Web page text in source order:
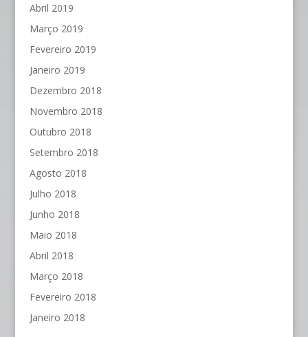
Abril 2019
Março 2019
Fevereiro 2019
Janeiro 2019
Dezembro 2018
Novembro 2018
Outubro 2018
Setembro 2018
Agosto 2018
Julho 2018
Junho 2018
Maio 2018
Abril 2018
Março 2018
Fevereiro 2018
Janeiro 2018